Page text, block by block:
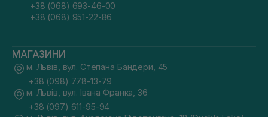
+38 (068) 693-46-00
+38 (068) 951-22-86
МАГАЗИНИ
м. Львів, вул. Степана Бандери, 45
+38 (098) 778-13-79
м. Львів, вул. Івана Франка, 36
+38 (097) 611-95-94